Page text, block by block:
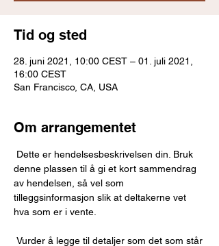
Tid og sted
28. juni 2021, 10:00 CEST – 01. juli 2021,
16:00 CEST
San Francisco, CA, USA
Om arrangementet
denne plassen til å gi et kort sammendrag
av hendelsen, så vel som
tilleggsinformasjon slik at deltakerne vet
hva som er i vente.